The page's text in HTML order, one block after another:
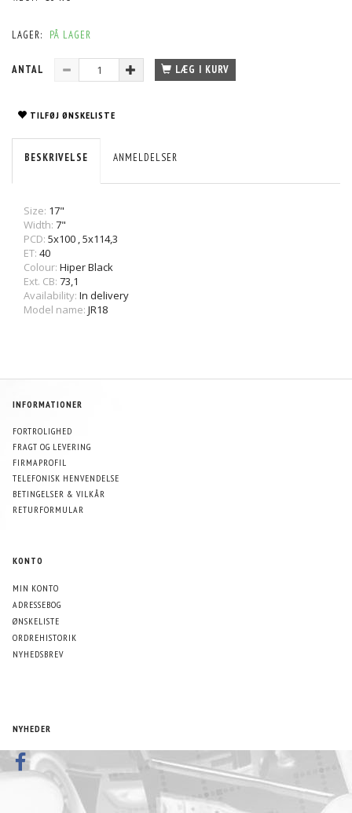
LAGER: PÅ LAGER
ANTAL LÆG I KURV
TILFØJ ØNSKELISTE
BESKRIVELSE ANMELDELSER
Size: 17"
Width: 7"
PCD: 5x100 ,5x114,3
ET: 40
Colour: Hiper Black
Ext. CB: 73,1
Availability: In delivery
Model name: JR18
INFORMATIONER
FORTROLIGHED
FRAGT OG LEVERING
FIRMAPROFIL
TELEFONISK HENVENDELSE
BETINGELSER & VILKÅR
RETURFORMULAR
KONTO
MIN KONTO
ADRESSEBOG
ØNSKELISTE
ORDREHISTORIK
NYHEDSBREV
NYHEDER